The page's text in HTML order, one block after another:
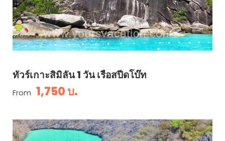
ทัวร์เกาะสิมิลัน 1 วัน เรือสปีดโบ๊ท
From 1,750 บ.